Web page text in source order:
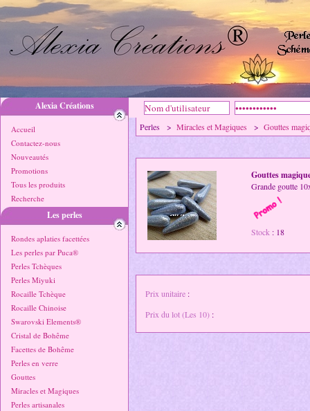
Alexia Créations
Accueil
Contactez-nous
Nouveautés
Promotions
Tous les produits
Recherche
Les perles
Rondes aplaties facettées
Les perles par Puca®
Perles Tchèques
Perles Miyuki
Rocaille Tchèque
Rocaille Chinoise
Swarovski Elements®
Cristal de Bohême
Facettes de Bohême
Perles en verre
Gouttes
Miracles et Magiques
Perles artisanales
Perles > Miracles et Magiques > Gouttes
Gouttes
Grande goutte
Stock : 18
Prix unitaire :
Prix du lot (Les 10) :